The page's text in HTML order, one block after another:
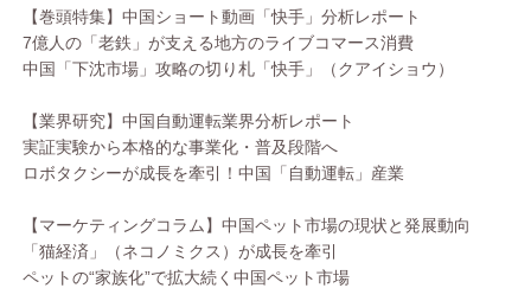
【巻頭特集】中国ショート動画「快手」分析レポート
7億人の「老鉄」が支える地方のライブコマース消費
中国「下沈市場」攻略の切り札「快手」（クアイショウ）
【業界研究】中国自動運転業界分析レポート
実証実験から本格的な事業化・普及段階へ
ロボタクシーが成長を牽引！中国「自動運転」産業
【マーケティングコラム】中国ペット市場の現状と発展動向
「猫経済」（ネコノミクス）が成長を牽引
ペットの“家族化”で拡大続く中国ペット市場